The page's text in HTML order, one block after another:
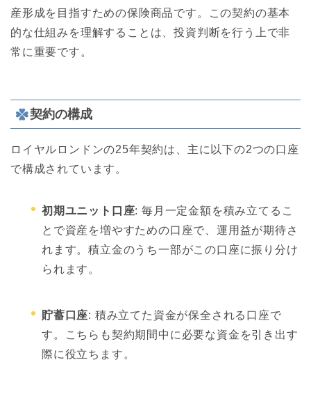
産形成を目指すための保険商品です。この契約の基本
的な仕組みを理解することは、投資判断を行う上で非
常に重要です。
契約の構成
ロイヤルロンドンの25年契約は、主に以下の2つの口座
で構成されています。
初期ユニット口座: 毎月一定金額を積み立てるこ
とで資産を増やすための口座で、運用益が期待さ
れます。積立金のうち一部がこの口座に振り分け
られます。
貯蓄口座: 積み立てた資金が保全される口座で
す。こちらも契約期間中に必要な資金を引き出す
際に役立ちます。